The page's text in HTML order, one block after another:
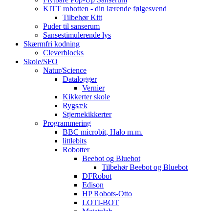
KITT robotten - din lærende følgesvend
Tilbehør Kitt
Puder til sanserum
Sansestimulerende lys
Skærmfri kodning
Cleverblocks
Skole/SFO
Natur/Science
Datalogger
Vernier
Kikkerter skole
Rygsæk
Stjernekikkerter
Programmering
BBC microbit, Halo m.m.
littlebits
Robotter
Beebot og Bluebot
Tilbehør Beebot og Bluebot
DFRobot
Edison
HP Robots-Otto
LOTI-BOT